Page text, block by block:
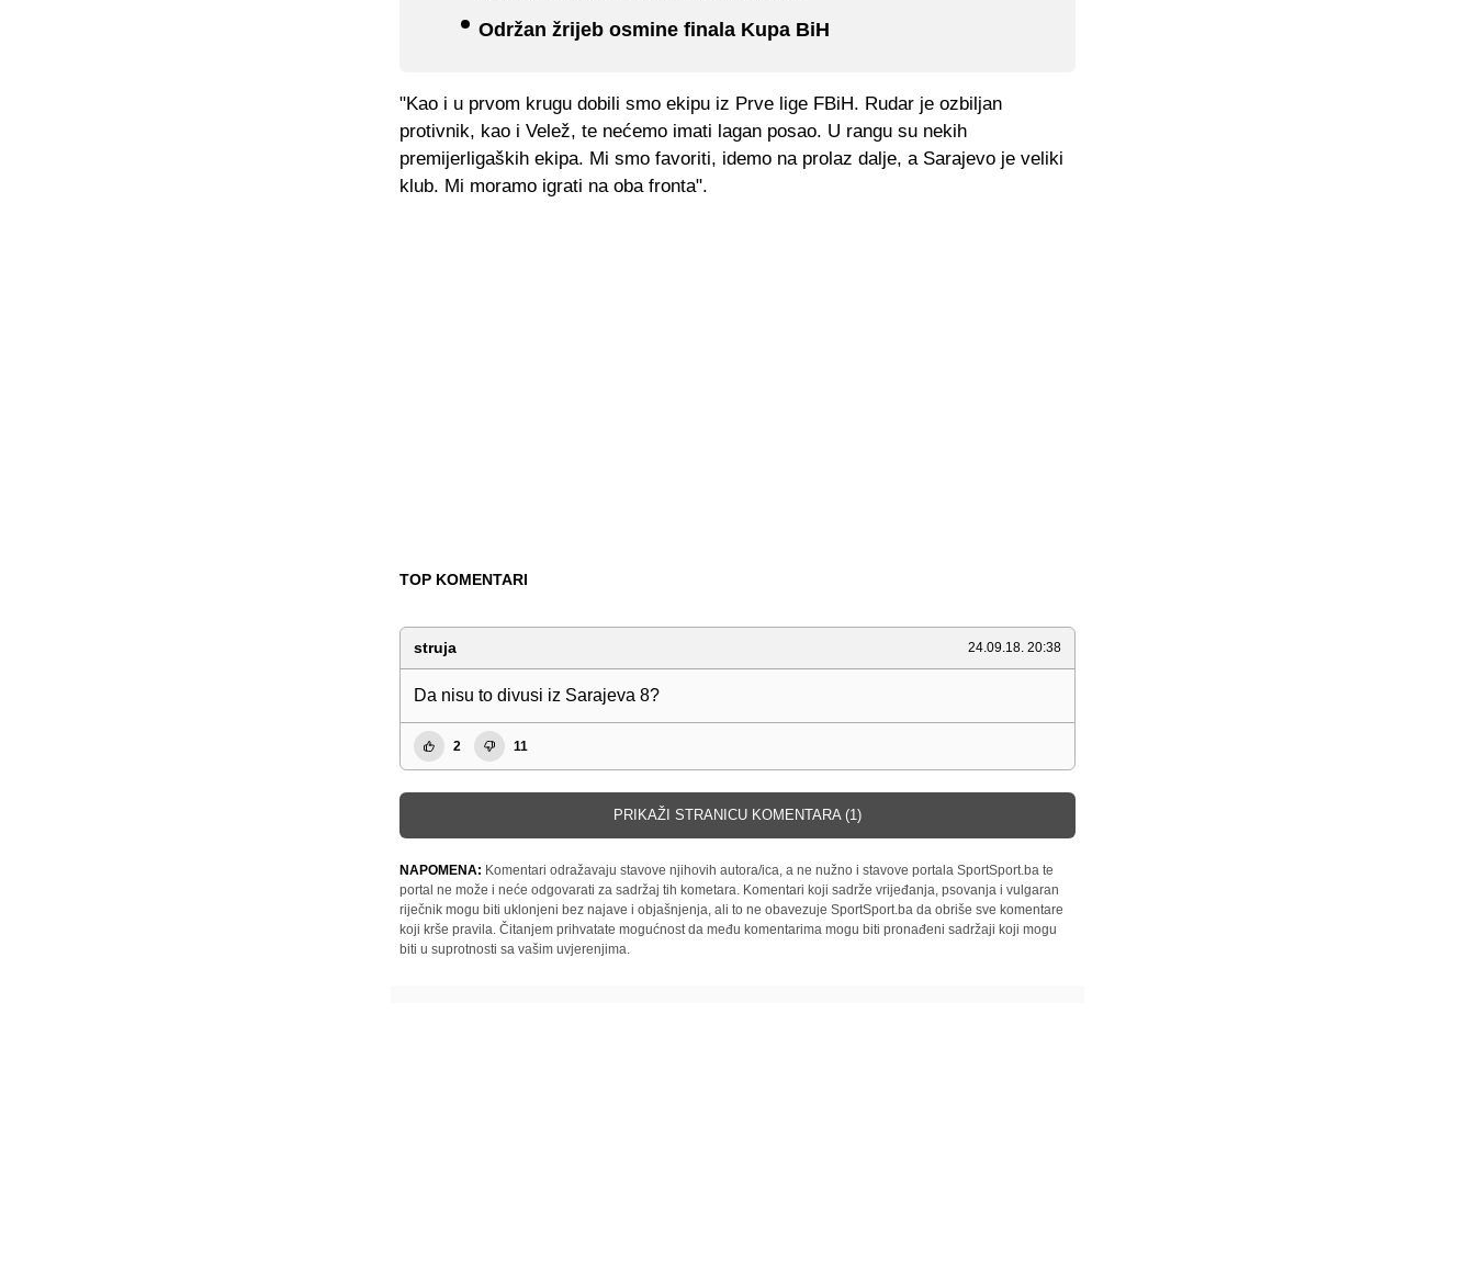
Održan žrijeb osmine finala Kupa BiH
"Kao i u prvom krugu dobili smo ekipu iz Prve lige FBiH. Rudar je ozbiljan
protivnik, kao i Velež, te nećemo imati lagan posao. U rangu su nekih
premijerligaških ekipa. Mi smo favoriti, idemo na prolaz dalje, a Sarajevo je veliki
klub. Mi moramo igrati na oba fronta".
TOP KOMENTARI
struja 24.09.18. 20:38
Da nisu to divusi iz Sarajeva 8?
2 11
PRIKAŽI STRANICU KOMENTARA (1)
NAPOMENA: Komentari odražavaju stavove njihovih autora/ica, a ne nužno i stavove portala SportSport.ba te
portal ne može i neće odgovarati za sadržaj tih kometara. Komentari koji sadrže vrijeđanja, psovanja i vulgaran
riječnik mogu biti uklonjeni bez najave i objašnjenja, ali to ne obavezuje SportSport.ba da obriše sve komentare
koji krše pravila. Čitanjem prihvatate mogućnost da među komentarima mogu biti pronađeni sadržaji koji mogu
biti u suprotnosti sa vašim uvjerenjima.